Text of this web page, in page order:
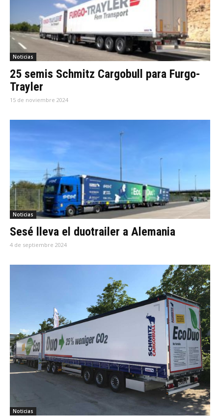
Noticias
25 semis Schmitz Cargobull para Furgo-
Trayler
15 de noviembre 2024
Noticias
Sesé lleva el duotrailer a Alemania
4 de septiembre 2024
Noticias